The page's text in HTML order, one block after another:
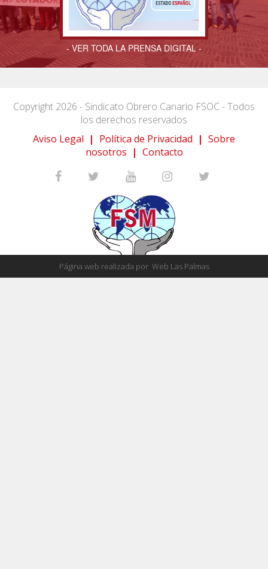
- VER TODA LA PRENSA DIGITAL -
Copyright 2026 - Sindicato Obrero Canario FSOC - Todos
los derechos reservados
Aviso Legal | Política de Privacidad | Sobre
nosotros | Contacto
Página web realizada por Web Las Palmas